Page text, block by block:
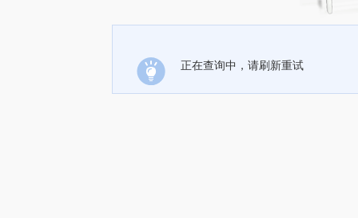
正在查询中，请刷新重试